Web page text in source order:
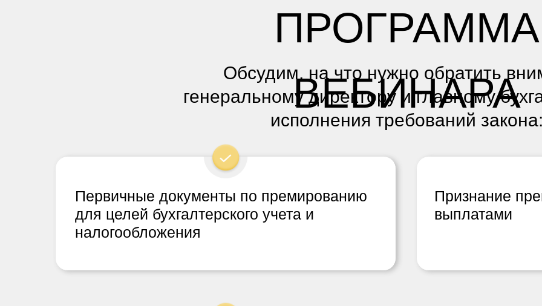
ПРОГРАММА
ВЕБИНАРА
Обсудим, на что нужно обратить
генеральному директору и главному
исполнения требований
Признание
выплатами
Первичные документы по премированию
для целей бухгалтерского учета и
налогообложения